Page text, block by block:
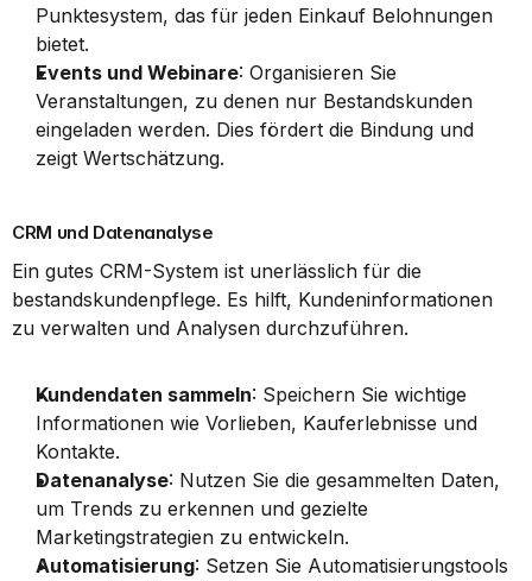
Punktesystem, das für jeden Einkauf Belohnungen
bietet.
Events und Webinare: Organisieren Sie
Veranstaltungen, zu denen nur Bestandskunden
eingeladen werden. Dies fördert die Bindung und
zeigt Wertschätzung.
CRM und Datenanalyse
Ein gutes CRM-System ist unerlässlich für die
bestandskundenpflege. Es hilft, Kundeninformationen
zu verwalten und Analysen durchzuführen.
Kundendaten sammeln: Speichern Sie wichtige
Informationen wie Vorlieben, Kauferlebnisse und
Kontakte.
Datenanalyse: Nutzen Sie die gesammelten Daten,
um Trends zu erkennen und gezielte
Marketingstrategien zu entwickeln.
Automatisierung: Setzen Sie Automatisierungstools